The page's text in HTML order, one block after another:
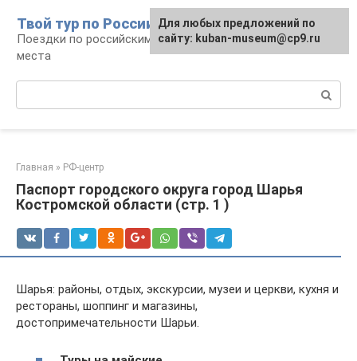
контенту
Твой тур по России
Поездки по российским городам, маршруты и
места
Главная » РФ-центр
Паспорт городского округа город Шарья
Костромской области (стр. 1 )
Шарья: районы, отдых, экскурсии, музеи и церкви, кухня и
рестораны, шоппинг и магазины,
достопримечательности Шарьи.
Для любых предложений по
сайту: kuban-museum@cp9.ru